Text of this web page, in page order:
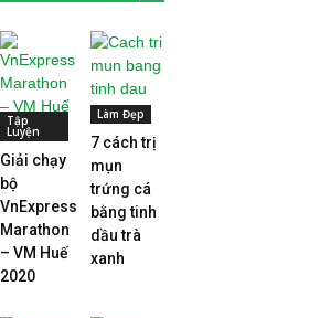
Tập
Luyện
Giải chạy
bộ
VnExpress
Marathon
– VM Huế
2020
Làm Đẹp
7 cách trị
mụn
trứng cá
bằng tinh
dầu trà
xanh